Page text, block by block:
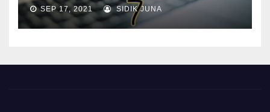
SEP 17, 2021 SIDIK JUNA